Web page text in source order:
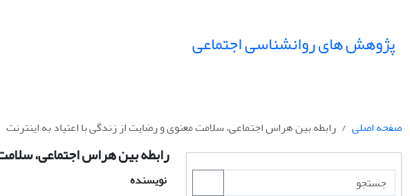
پژوهش های روانشناسی اجتماعی
صفحه اصلی رابطه بین هراس اجتماعی، سلامت معنوی و رضایت از زندگی با اعتیاد به اینترنت
رابطه بین هراس اجتماعی،
نویسنده